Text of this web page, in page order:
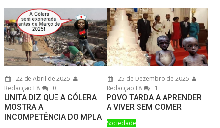
22 de Abril de 2025
Redacção F8
0
UNITA DIZ QUE A CÓLERA
MOSTRA A
INCOMPETÊNCIA DO MPLA
25 de Dezembro de 2025
Redacção F8
1
POVO TARDA A APRENDER
A VIVER SEM COMER
Sociedade